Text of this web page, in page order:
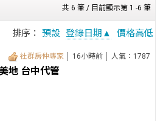
共 6 筆 / 目前顯示第 1 -6 筆
排序： 預設 登錄日期▲ 價格高低
社群房仲專家 │ 16小時前 │ 人氣：1787
地 台中代管